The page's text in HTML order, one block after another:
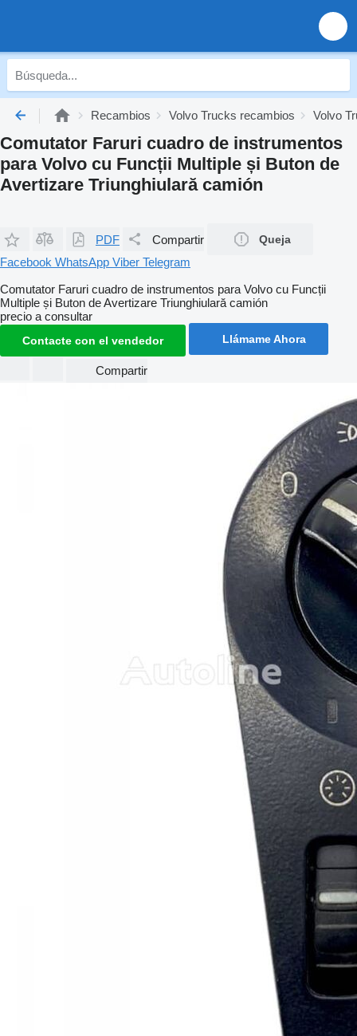
Recambios Volvo Trucks recambios Volvo
Comutator Faruri cuadro de instrumentos
para Volvo cu Funcții Multiple și Buton de
Avertizare Triunghiulară camión
PDF Compartir Queja
Facebook WhatsApp Viber Telegram
Comutator Faruri cuadro de instrumentos para Volvo cu Funcții
Multiple și Buton de Avertizare Triunghiulară camión
precio a consultar
Contacte con el vendedor Llámame Ahora
Compartir